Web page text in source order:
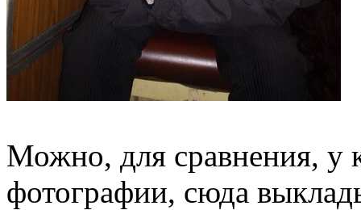
Можно, для сравнения, у
фотографии, сюда